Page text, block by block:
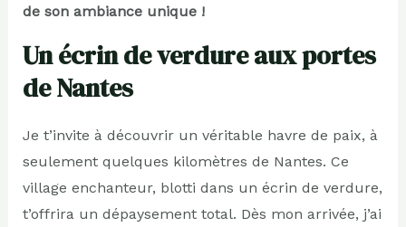
de son ambiance unique !
Un écrin de verdure aux portes
de Nantes
Je t’invite à découvrir un véritable havre de paix, à
seulement quelques kilomètres de Nantes. Ce
village enchanteur, blotti dans un écrin de verdure,
t’offrira un dépaysement total. Dès mon arrivée, j’ai